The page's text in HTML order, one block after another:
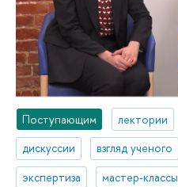
Поступающим
лектории
дискуссии
взгляд ученого
экспертиза
мастер-классы